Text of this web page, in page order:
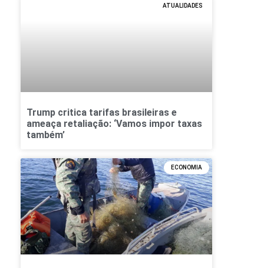
ATUALIDADES
Trump critica tarifas brasileiras e
ameaça retaliação: ‘Vamos impor taxas
também’
ECONOMIA